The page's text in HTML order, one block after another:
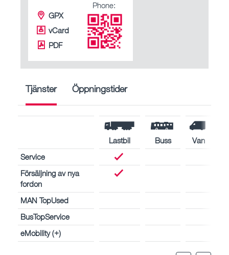
GPX
vCard
PDF
Phone:
Tjänster Öppningstider
Lastbil Buss
Van
Service
Försäljning av nya
fordon
MAN TopUsed
BusTopService
eMobility (+)